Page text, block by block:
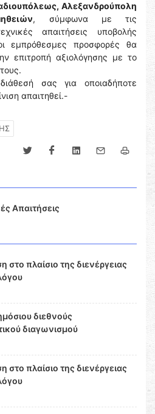
Αλεξανδρούπολη
, σύμφωνα με τις
απαιτήσεις υποβολής
εμπρόθεσμες προσφορές θα
επιτροπή αξιολόγησης με το
σας για οποιαδήποτε
απαιτηθεί.-
Απαιτήσεις
πλαίσιο της διενέργειας
διεθνούς
διαγωνισμού
πλαίσιο της διενέργειας